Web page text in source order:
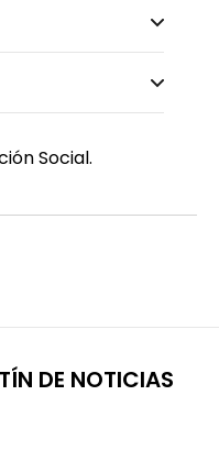
Beatriz
Social.
DE NOTICIAS